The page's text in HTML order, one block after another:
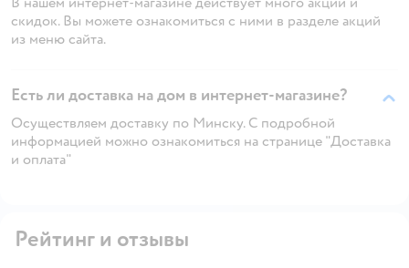
скидок. Вы можете ознакомиться с ними в разделе акций
из меню сайта.
Есть ли доставка на дом в интернет-магазине?
Осуществляем доставку по Минску. С подробной
информацией можно ознакомиться на странице "Доставка
и оплата"
Рейтинг и отзывы